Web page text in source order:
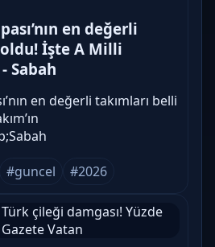
en değerli
İşte A Milli
Sabah
en değerli takımları belli
#guncel #2026